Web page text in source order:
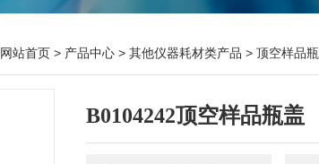
网站首页 > 产品中心 > 其他仪器耗材类产品 > 顶空样品瓶
B0104242顶空样品瓶盖